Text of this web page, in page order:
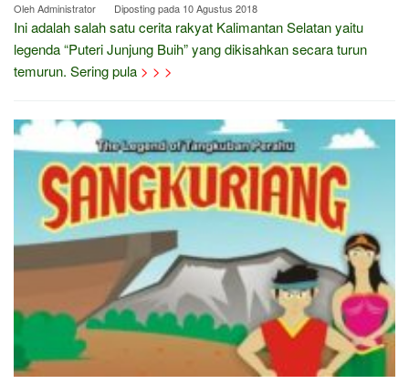
OlehAdministrator Diposting pada 10 Agustus 2018
Ini adalah salah satu cerita rakyat Kalimantan Selatan yaitu
legenda “Puteri Junjung Buih” yang dikisahkan secara turun
temurun. Sering pula > > >